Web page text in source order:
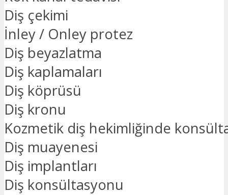
Diş çekimi
İnley / Onley protez
Diş beyazlatma
Diş kaplamaları
Diş köprüsü
Diş kronu
Kozmetik diş hekimliğinde
Diş muayenesi
Diş implantları
Diş konsültasyonu